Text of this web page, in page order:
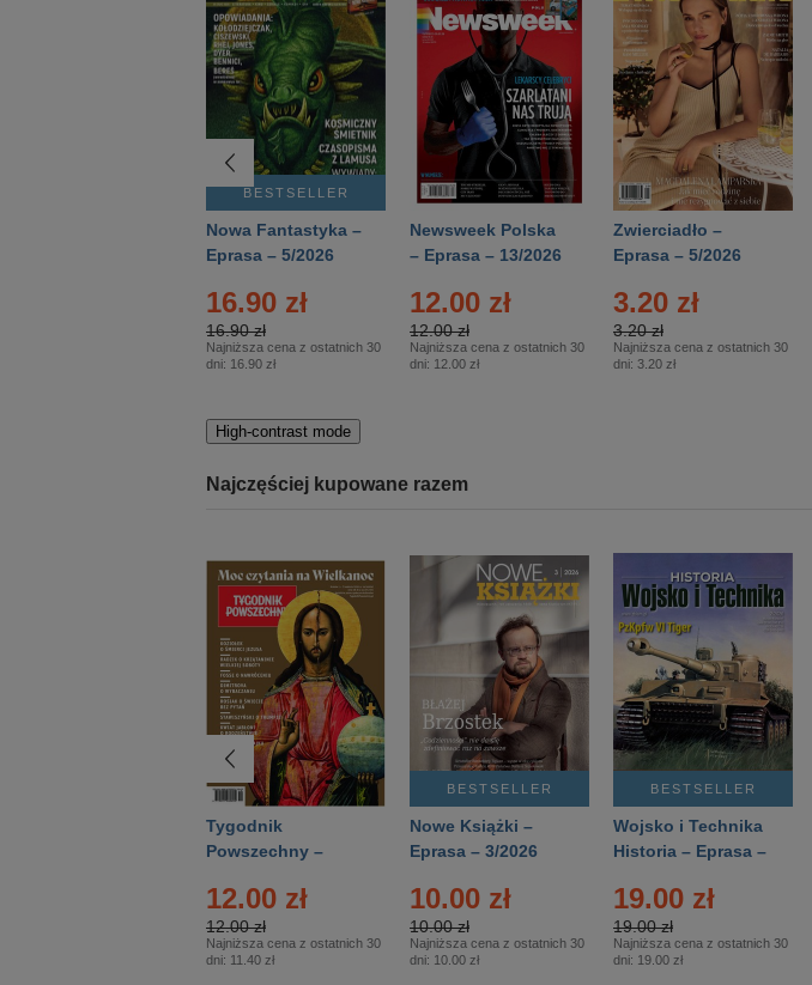
BESTSELLER
Nowa Fantastyka –
Eprasa – 5/2026
16.90 zł
16.90 zł
Najniższa cena z ostatnich 30
dni: 16.90 zł
Newsweek Polska
– Eprasa – 13/2026
12.00 zł
12.00 zł
Najniższa cena z ostatnich 30
dni: 12.00 zł
Zwierciadło –
Eprasa – 5/2026
3.20 zł
3.20 zł
Najniższa cena z ostatnich 30
dni: 3.20 zł
High-contrast mode
Najczęściej kupowane razem
Tygodnik
Powszechny –
12.00 zł
12.00 zł
Najniższa cena z ostatnich 30
dni: 11.40 zł
BESTSELLER
Nowe Książki –
Eprasa – 3/2026
10.00 zł
10.00 zł
Najniższa cena z ostatnich 30
dni: 10.00 zł
BESTSELLER
Wojsko i Technika
Historia – Eprasa –
19.00 zł
19.00 zł
Najniższa cena z ostatnich 30
dni: 19.00 zł